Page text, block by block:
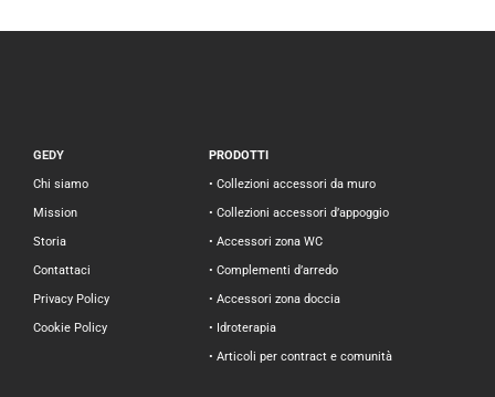
GEDY
Chi siamo
Mission
Storia
Contattaci
Privacy Policy
Cookie Policy
PRODOTTI
• Collezioni accessori da muro
• Collezioni accessori d’appoggio
• Accessori zona WC
• Complementi d’arredo
• Accessori zona doccia
• Idroterapia
• Articoli per contract e comunità